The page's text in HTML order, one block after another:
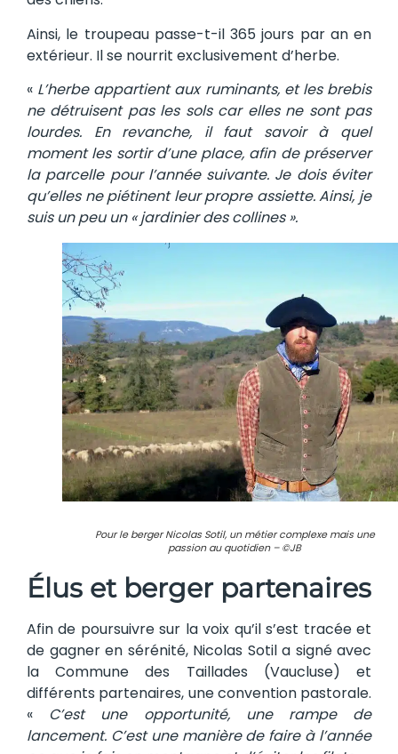
Ainsi, le troupeau passe-t-il 365 jours par an en
extérieur. Il se nourrit exclusivement d’herbe.
« L’herbe appartient aux ruminants, et les brebis
ne détruisent pas les sols car elles ne sont pas
lourdes. En revanche, il faut savoir à quel
moment les sortir d’une place, afin de préserver
la parcelle pour l’année suivante. Je dois éviter
qu’elles ne piétinent leur propre assiette. Ainsi, je
suis un peu un « jardinier des collines ».
Pour le berger Nicolas Sotil, un métier complexe mais une
passion au quotidien – ©JB
Élus et berger partenaires
Afin de poursuivre sur la voix qu’il s’est tracée et
de gagner en sérénité, Nicolas Sotil a signé avec
la Commune des Taillades (Vaucluse) et
différents partenaires, une convention pastorale.
« C’est une opportunité, une rampe de
lancement. C’est une manière de faire à l’année